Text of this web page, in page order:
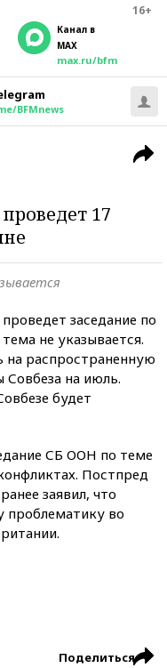
16+
Канал в
MAX
max.ru/bfm
BFMnews
17
заседание по
не указывается.
на распространенную
на июль.
будет
СБ ООН по теме
Постпред
заявил, что
проблематику во
Поделиться